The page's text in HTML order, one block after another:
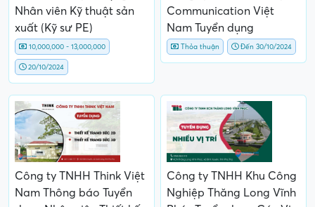
Nhân viên Kỹ thuật sản
xuất (Kỹ sư PE)
10,000,000 - 13,000,000
20/10/2024
Communication Việt
Nam Tuyển dụng
Thỏa thuận Đến 30/10/2024
Công ty TNHH Think Việt
Nam Thông báo Tuyển
Công ty TNHH Khu Công
Nghiệp Thăng Long Vĩnh